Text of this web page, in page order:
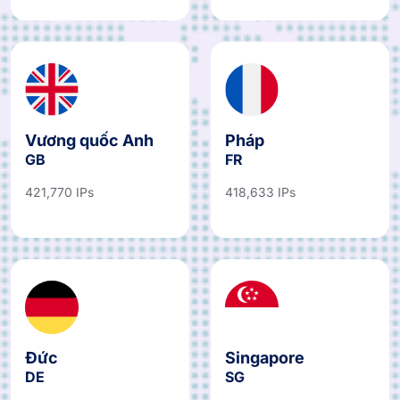
Vương quốc Anh
GB
421,770 IPs
Pháp
FR
418,633 IPs
Đức
DE
Singapore
SG